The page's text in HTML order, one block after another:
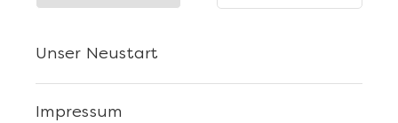
Impressum
Unser Neustart